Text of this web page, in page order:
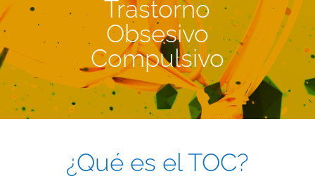
Trastorno
Obsesivo
Compulsivo
¿Qué es el TOC?